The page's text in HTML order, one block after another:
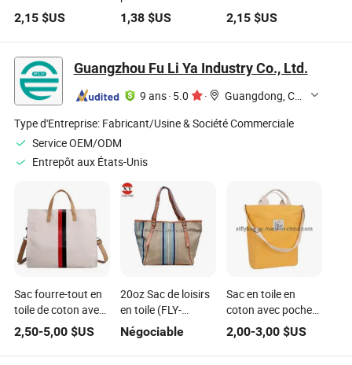
large, vide, pour la
vie quotidienne
2,15 $US
toile isolée, sac
thermique pour
aliments
1,38$US
réutilisable de
grande taille avec
poche avant
2,15$US
Guangzhou Fu Li Ya Industry Co., Ltd.
9 ans· 5.0 ·
Guangdong, China
Type d'Entreprise: Fabricant/Usine & Société Commerciale
Service OEM/ODM
Entrepôt aux États-Unis
Sac fourre-tout en
toile de coton avec
bandoulière en PU,
sac à épaule pour
femme
2,50-5,00 $US
20oz Sac de loisirs
en toile (FLY-
FB00006)
Négociable
Sac en toile en
coton avec poche
intérieure, sac
bandoulière en toile
pour l'école, le
2,00-3,00$US